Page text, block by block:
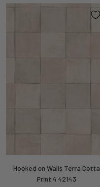
Hooked on Walls Terra Cotta
Print 4 42143